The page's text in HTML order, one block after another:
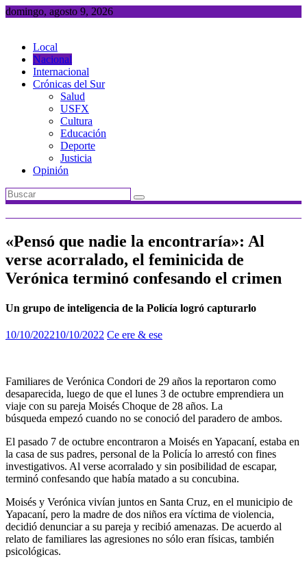
Saltar
domingo, agosto 9, 2026
Local
Nacional
Internacional
Crónicas del Sur
Salud
USFX
Cultura
Educación
Deporte
Justicia
Opinión
«Pensó que nadie la encontraría»: Al
verse acorralado, el feminicida de
Verónica terminó confesando el crimen
Un grupo de inteligencia de la Policía logró capturarlo
10/10/202210/10/2022 Ce ere & ese
Familiares de Verónica Condori de 29 años la reportaron como
desaparecida, luego de que el lunes 3 de octubre emprendiera un
viaje con su pareja Moisés Choque de 28 años. La
búsqueda empezó cuando no se conoció del paradero de ambos.
El pasado 7 de octubre encontraron a Moisés en Yapacaní, estaba en
la casa de sus padres, personal de la Policía lo arrestó con fines
investigativos. Al verse acorralado y sin posibilidad de escapar,
terminó confesando que había matado a su concubina.
Moisés y Verónica vivían juntos en Santa Cruz, en el municipio de
Yapacaní, pero la madre de dos niños era víctima de violencia,
decidió denunciar a su pareja y recibió amenazas. De acuerdo al
relato de familiares las agresiones no sólo eran físicas, también
psicológicas.